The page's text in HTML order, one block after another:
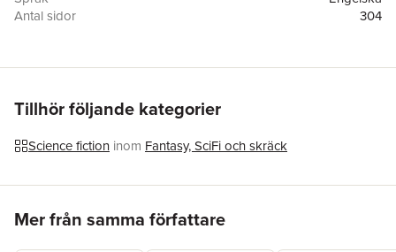
Antal sidor
304
Tillhör följande kategorier
Science fiction inom Fantasy, SciFi och skräck
Mer från samma författare